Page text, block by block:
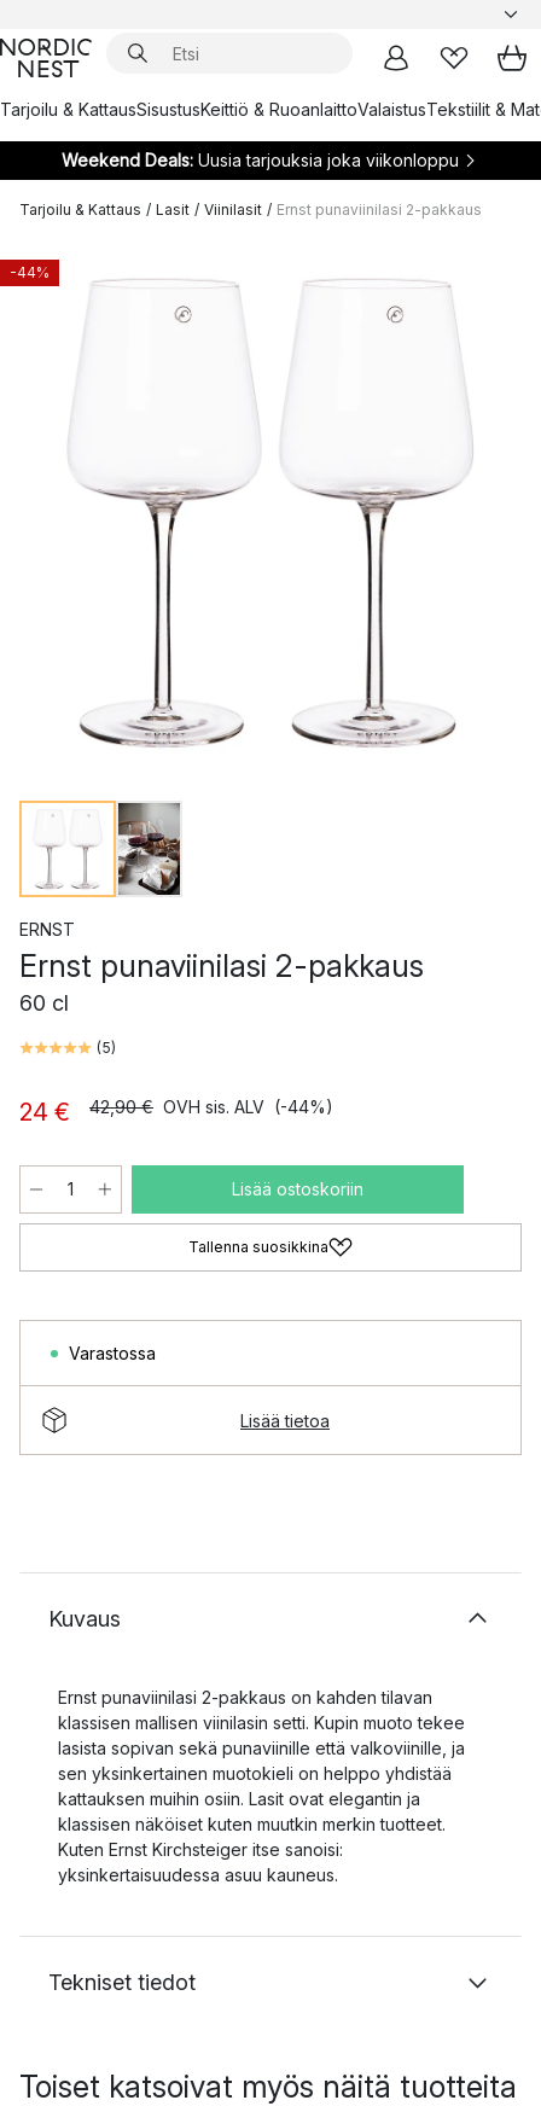
Tarjoilu & KattausSisustusKeittiö & RuoanlaittoValaistusTekstiilit &
Weekend Deals:Uusia tarjouksia joka viikonloppu
Tarjoilu & Kattaus / Lasit / Viinilasit / Ernst punaviinilasi 2-pakkaus
-44%
ERNST
Ernst punaviinilasi 2-pakkaus
60 cl
(5)
24 € 42,90 € OVH sis. ALV (-44%)
Lisää ostoskoriin
Tallenna suosikkina
Varastossa
Lisää tietoa
Kuvaus
Ernst punaviinilasi 2-pakkaus on kahden tilavan
klassisen mallisen viinilasin setti. Kupin muoto tekee
lasista sopivan sekä punaviinille että valkoviinille, ja
sen yksinkertainen muotokieli on helppo yhdistää
kattauksen muihin osiin. Lasit ovat elegantin ja
klassisen näköiset kuten muutkin merkin tuotteet.
Kuten Ernst Kirchsteiger itse sanoisi:
yksinkertaisuudessa asuu kauneus.
Tekniset tiedot
Toiset katsoivat myös näitä tuotteita